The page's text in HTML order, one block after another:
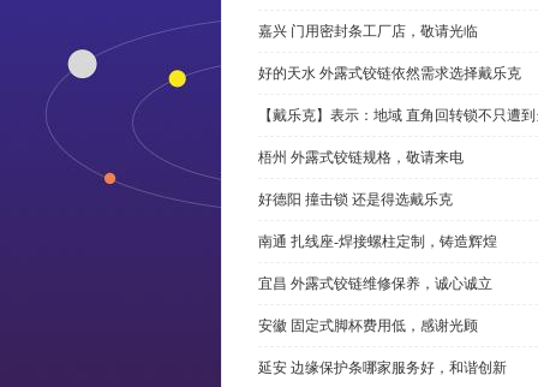
嘉兴 门用密封条工厂店，敬请光临
好的天水 外露式铰链依然需求选择戴乐克
【戴乐克】表示：地域 直角回转锁不只遭
梧州 外露式铰链规格，敬请来电
好德阳 撞击锁 还是得选戴乐克
南通 扎线座-焊接螺柱定制，铸造辉煌
宜昌 外露式铰链维修保养，诚心诚立
安徽 固定式脚杯费用低，感谢光顾
延安 边缘保护条哪家服务好，和谐创新